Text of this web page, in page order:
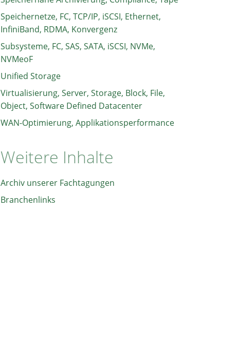
Speichernetze, FC, TCP/IP, iSCSI, Ethernet,
InfiniBand, RDMA, Konvergenz
Subsysteme, FC, SAS, SATA, iSCSI, NVMe,
NVMeoF
Unified Storage
Virtualisierung, Server, Storage, Block, File,
Object, Software Defined Datacenter
WAN-Optimierung, Applikationsperformance
Weitere Inhalte
Archiv unserer Fachtagungen
Branchenlinks